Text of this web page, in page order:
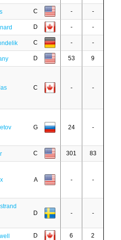
C - -
D - -
C - -
D 53 9
C - -
G 24 -
C 301 83
A - -
D - -
D 6 2